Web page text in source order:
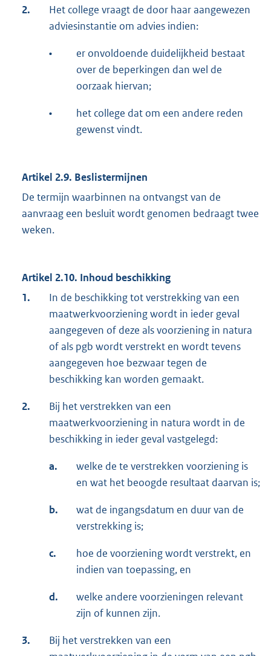
2.
Het college vraagt de door haar aangewezen
adviesinstantie om advies indien:
•
er onvoldoende duidelijkheid bestaat
over de beperkingen dan wel de
oorzaak hiervan;
•
het college dat om een andere reden
gewenst vindt.
Artikel 2.9. Beslistermijnen
De termijn waarbinnen na ontvangst van de
aanvraag een besluit wordt genomen bedraagt twee
weken.
Artikel 2.10. Inhoud beschikking
1.
In de beschikking tot verstrekking van een
maatwerkvoorziening wordt in ieder geval
aangegeven of deze als voorziening in natura
of als pgb wordt verstrekt en wordt tevens
aangegeven hoe bezwaar tegen de
beschikking kan worden gemaakt.
2.
Bij het verstrekken van een
maatwerkvoorziening in natura wordt in de
beschikking in ieder geval vastgelegd:
a.
welke de te verstrekken voorziening is
en wat het beoogde resultaat daarvan is;
b.
wat de ingangsdatum en duur van de
verstrekking is;
c.
hoe de voorziening wordt verstrekt, en
indien van toepassing, en
d.
welke andere voorzieningen relevant
zijn of kunnen zijn.
3.
Bij het verstrekken van een